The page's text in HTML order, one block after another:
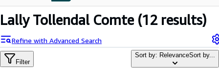
My Account
Sign Off
Advanced Search
Lally Tollendal Comte(12 results)
Refine with Advanced Search
Filter
Sort by: RelevanceSort by...